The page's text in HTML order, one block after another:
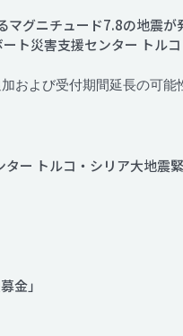
グニチュード7.8の地震
ト災害支援センター トル
よび受付期間延長の可能
ー トルコ・シリア大地震
金」